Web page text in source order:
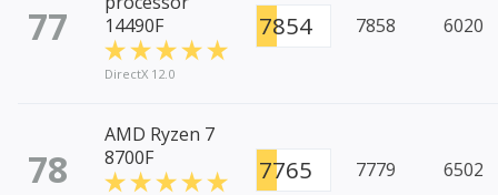
77
14490F
DirectX 12.0
7854 7858 6020
78
AMD Ryzen 7
8700F
7765 7779 6502